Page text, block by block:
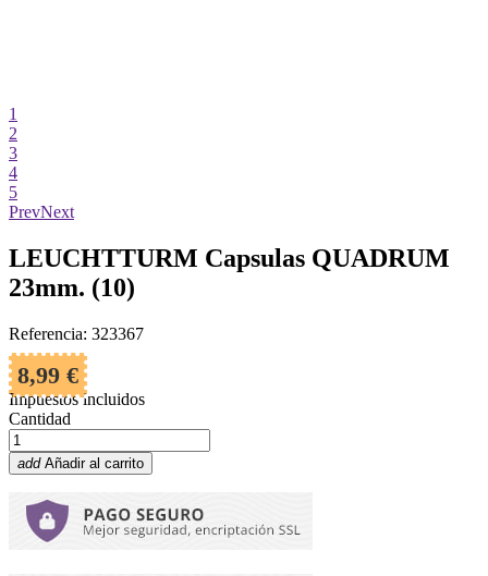
1
2
3
4
5
PrevNext
LEUCHTTURM Capsulas QUADRUM
23mm. (10)
Referencia: 323367
8,99 €
Impuestos incluidos
Cantidad
add Añadir al carrito